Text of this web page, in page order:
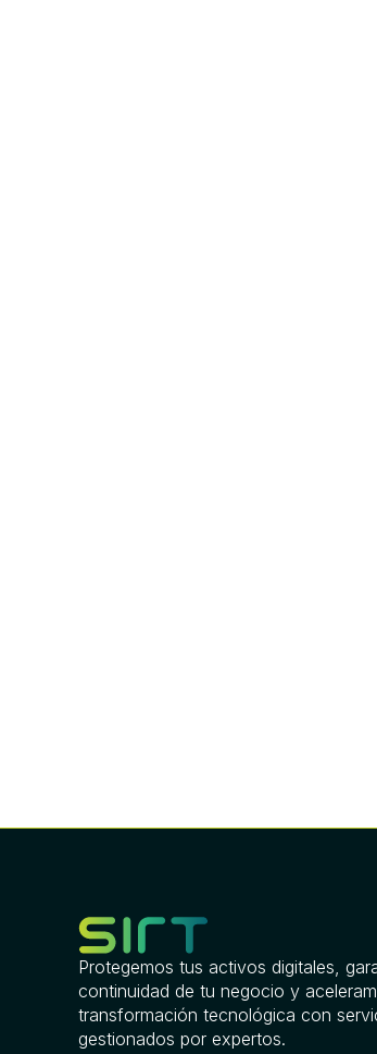
Protegemos tus activos digitales,
continuidad de tu negocio y
transformación tecnológica con
gestionados por expertos.